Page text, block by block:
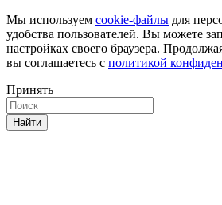
Мы используем cookie-файлы для
удобства пользователей. Вы можете
настройках своего браузера.
вы соглашаетесь с политикой
Принять
Найти